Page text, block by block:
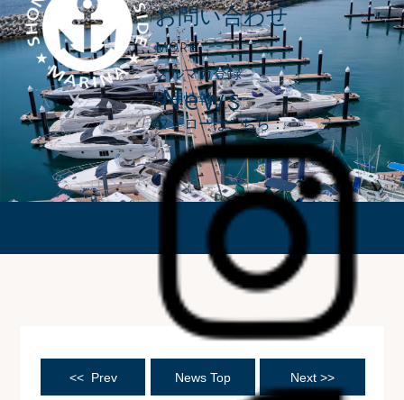
お問い合わせ
MORE
メルマガ登録
採用情報
フォローはこちら：
News
<< Prev News Top Next >>